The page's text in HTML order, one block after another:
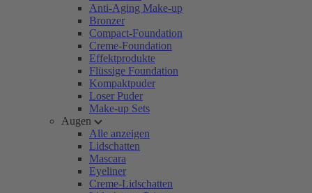
Anti-Aging Make-up
Bronzer
Compact-Foundation
Creme-Foundation
Effektprodukte
Flüssige Foundation
Kompaktpuder
Loser Puder
Make-up Sets
Augen
Alle anzeigen
Lidschatten
Mascara
Eyeliner
Creme-Lidschatten